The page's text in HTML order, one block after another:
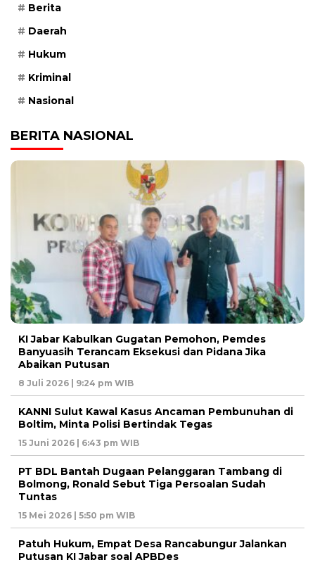
Berita
Daerah
Hukum
Kriminal
Nasional
BERITA NASIONAL
KI Jabar Kabulkan Gugatan Pemohon, Pemdes
Banyuasih Terancam Eksekusi dan Pidana Jika
Abaikan Putusan
8 Juli 2026 | 9:24 pm WIB
KANNI Sulut Kawal Kasus Ancaman Pembunuhan di
Boltim, Minta Polisi Bertindak Tegas
15 Juni 2026 | 6:43 pm WIB
PT BDL Bantah Dugaan Pelanggaran Tambang di
Bolmong, Ronald Sebut Tiga Persoalan Sudah
Tuntas
15 Mei 2026 | 5:50 pm WIB
Patuh Hukum, Empat Desa Rancabungur Jalankan
Putusan KI Jabar soal APBDes